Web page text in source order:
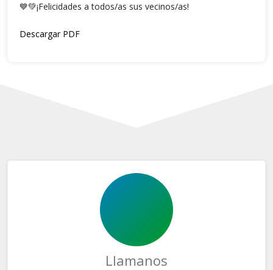
💙💚¡Felicidades a todos/as sus vecinos/as!
Descargar PDF
Llamanos